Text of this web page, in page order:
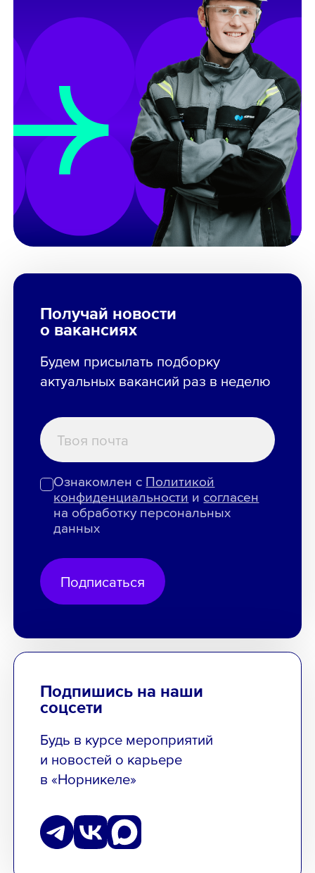
Получай новости
о вакансиях
Будем присылать подборку
актуальных вакансий раз в неделю
Ознакомлен с Политикой
конфиденциальности и согласен
на обработку персональных
данных
Подписаться
Подпишись на наши
соцсети
Будь в курсе мероприятий
и новостей о карьере
в «Норникеле»